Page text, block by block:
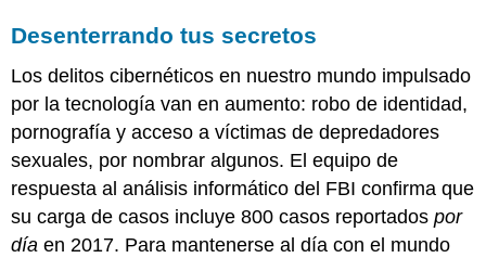
Desenterrando tus secretos
Los delitos cibernéticos en nuestro mundo impulsado
por la tecnología van en aumento: robo de identidad,
pornografía y acceso a víctimas de depredadores
sexuales, por nombrar algunos. El equipo de
respuesta al análisis informático del FBI confirma que
su carga de casos incluye 800 casos reportadospor
día en 2017. Para mantenerse al día con el mundo